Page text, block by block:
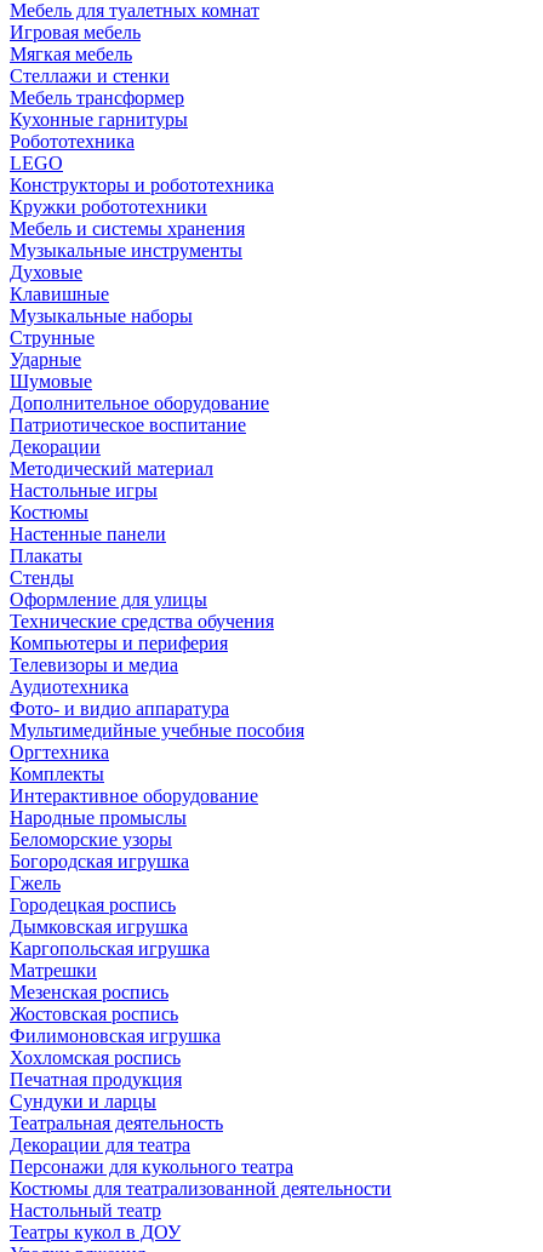
Мебель для туалетных комнат
Игровая мебель
Мягкая мебель
Стеллажи и стенки
Мебель трансформер
Кухонные гарнитуры
Робототехника
LEGO
Конструкторы и робототехника
Кружки робототехники
Мебель и системы хранения
Музыкальные инструменты
Духовые
Клавишные
Музыкальные наборы
Струнные
Ударные
Шумовые
Дополнительное оборудование
Патриотическое воспитание
Декорации
Методический материал
Настольные игры
Костюмы
Настенные панели
Плакаты
Стенды
Оформление для улицы
Технические средства обучения
Компьютеры и периферия
Телевизоры и медиа
Аудиотехника
Фото- и видио аппаратура
Мультимедийные учебные пособия
Оргтехника
Комплекты
Интерактивное оборудование
Народные промыслы
Беломорские узоры
Богородская игрушка
Гжель
Городецкая роспись
Дымковская игрушка
Каргопольская игрушка
Матрешки
Мезенская роспись
Жостовская роспись
Филимоновская игрушка
Хохломская роспись
Печатная продукция
Сундуки и ларцы
Театральная деятельность
Декорации для театра
Персонажи для кукольного театра
Костюмы для театрализованной деятельности
Настольный театр
Театры кукол в ДОУ